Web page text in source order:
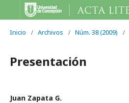
Inicio / Archivos / Núm. 38 (2009) /
Presentación
Juan Zapata G.